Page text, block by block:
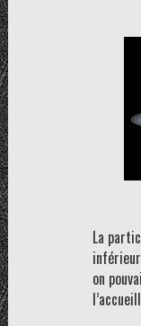
La
on